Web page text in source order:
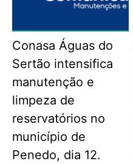
Conasa Águas do
Sertão intensifica
manutenção e
limpeza de
reservatórios no
município de
Penedo, dia 12.